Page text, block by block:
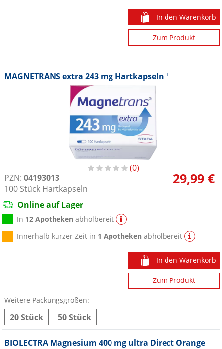
In den Warenkorb
Zum Produkt
MAGNETRANS extra 243 mg Hartkapseln 1
0
PZN: 04193013
100 Stück Hartkapseln
29,99 €
Online auf Lager
In 12 Apotheken abholbereit
Innerhalb kurzer Zeit in 1 Apotheken abholbereit
In den Warenkorb
Zum Produkt
Weitere Packungsgrößen:
20 Stück 50 Stück
BIOLECTRA Magnesium 400 mg ultra Direct Orange